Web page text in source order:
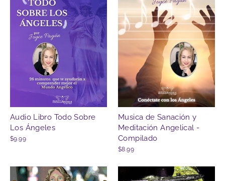
Audio Libro Todo Sobre
Los Ángeles
$9.99
Musica de Sanación y
Meditación Angelical -
Compilado
$8.99